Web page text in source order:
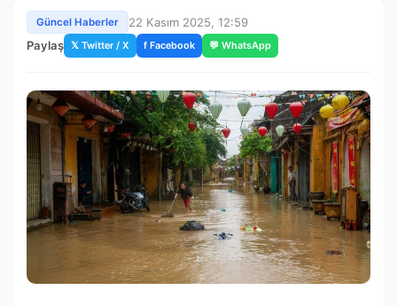
Güncel Haberler
22 Kasım 2025, 12:59
Paylaş 𝕏 Twitter / X f Facebook 💬 WhatsApp